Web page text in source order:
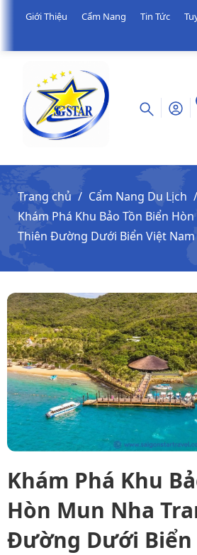
Giới Thiệu Cẩm Nang Tin Tức
Trang chủ
Cẩm Nang Du Lịch
Khám Phá Khu Bảo Tồn Biển
Thiên Đường Dưới Biển Việt Nam
Khám Phá Khu
Hòn Mun Nha
Đường Dưới Biển